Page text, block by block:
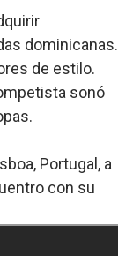
dominicanas.
de estilo.
sonó
Portugal, a
con su